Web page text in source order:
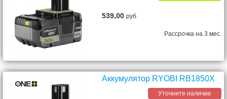
539,00руб.
Рассрочка на 3 мес.
Аккумулятор RYOBI RB1850X
Уточните наличие